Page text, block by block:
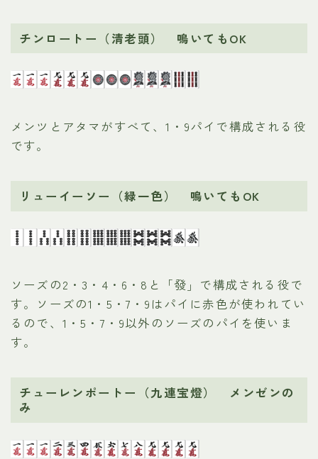
チンロートー（清老頭） 鳴いてもOK
メンツとアタマがすべて、1・9パイで構成される役
です。
リューイーソー（緑一色） 鳴いてもOK
ソーズの2・3・4・6・8と「發」で構成される役で
す。ソーズの1・5・7・9はパイに赤色が使われてい
るので、1・5・7・9以外のソーズのパイを使いま
す。
チューレンポートー（九連宝燈） メンゼンの
み